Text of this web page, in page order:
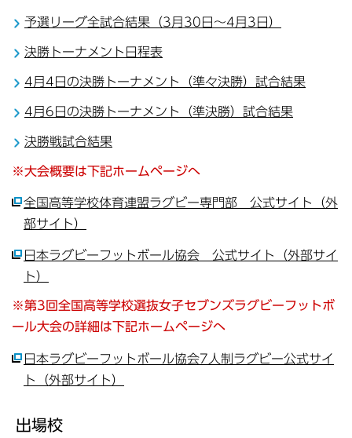
予選リーグ全試合結果（3月30日～4月3日）
決勝トーナメント日程表
4月4日の決勝トーナメント（準々決勝）試合結果
4月6日の決勝トーナメント（準決勝）試合結果
決勝戦試合結果
※大会概要は下記ホームページへ
全国高等学校体育連盟ラグビー専門部 公式サイト（外
部サイト）
日本ラグビーフットボール協会 公式サイト（外部サイ
ト）
※第3回全国高等学校選抜女子セブンズラグビーフットボ
ール大会の詳細は下記ホームページへ
日本ラグビーフットボール協会7人制ラグビー公式サイ
ト（外部サイト）
出場校